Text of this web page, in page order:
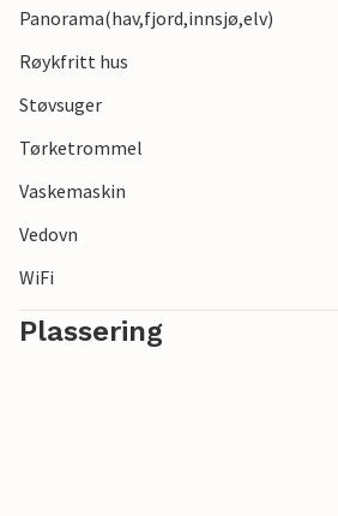
Panorama(hav,fjord,innsjø,elv)
Røykfritt hus
Støvsuger
Tørketrommel
Vaskemaskin
Vedovn
WiFi
Plassering